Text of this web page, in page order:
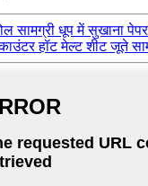
सामग्री धूप में सुखाना पेपर
हॉट मेल्ट शीट जूते